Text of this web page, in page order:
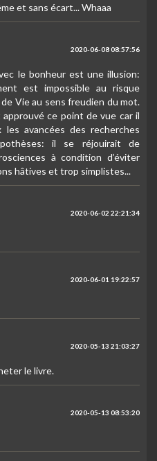
et sans écart... Whaaa
2020-06-08 08:57:56
le bonheur est une illusion:
est impossible au risque
Vie au sens freudien du mot.
ce point de vue car il
avancées des recherches
il se réjouirait de
à condition d’éviter
hâtives et trop simplistes...
2020-06-02 22:21:34
2020-06-01 19:22:57
2020-05-13 21:03:27
le livre.
2020-05-13 08:53:20